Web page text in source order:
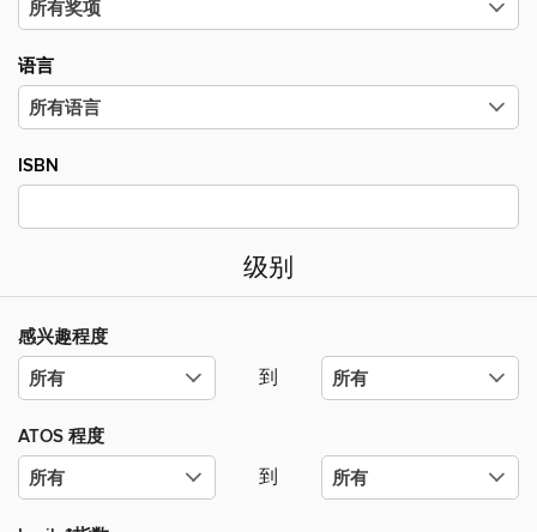
语言
ISBN
级别
感兴趣程度
到
ATOS 程度
到